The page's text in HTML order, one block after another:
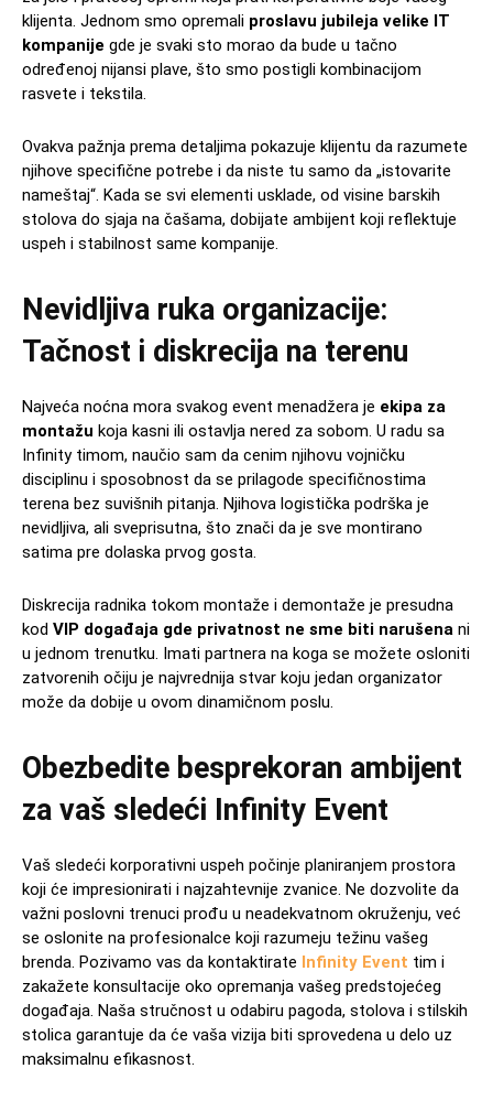
klijenta. Jednom smo opremali proslavu jubileja velike IT
kompanije gde je svaki sto morao da bude u tačno
određenoj nijansi plave, što smo postigli kombinacijom
rasvete i tekstila.
Ovakva pažnja prema detaljima pokazuje klijentu da razumete
njihove specifične potrebe i da niste tu samo da „istovarite
nameštaj“. Kada se svi elementi usklade, od visine barskih
stolova do sjaja na čašama, dobijate ambijent koji reflektuje
uspeh i stabilnost same kompanije.
Nevidljiva ruka organizacije:
Tačnost i diskrecija na terenu
Najveća noćna mora svakog event menadžera je ekipa za
montažu koja kasni ili ostavlja nered za sobom. U radu sa
Infinity timom, naučio sam da cenim njihovu vojničku
disciplinu i sposobnost da se prilagode specifičnostima
terena bez suvišnih pitanja. Njihova logistička podrška je
nevidljiva, ali sveprisutna, što znači da je sve montirano
satima pre dolaska prvog gosta.
Diskrecija radnika tokom montaže i demontaže je presudna
kod VIP događaja gde privatnost ne sme biti narušena ni
u jednom trenutku. Imati partnera na koga se možete osloniti
zatvorenih očiju je najvrednija stvar koju jedan organizator
može da dobije u ovom dinamičnom poslu.
Obezbedite besprekoran ambijent
za vaš sledeći Infinity Event
Vaš sledeći korporativni uspeh počinje planiranjem prostora
koji će impresionirati i najzahtevnije zvanice. Ne dozvolite da
važni poslovni trenuci prođu u neadekvatnom okruženju, već
se oslonite na profesionalce koji razumeju težinu vašeg
brenda. Pozivamo vas da kontaktirate Infinity Event tim i
zakažete konsultacije oko opremanja vašeg predstojećeg
događaja. Naša stručnost u odabiru pagoda, stolova i stilskih
stolica garantuje da će vaša vizija biti sprovedena u delo uz
maksimalnu efikasnost.